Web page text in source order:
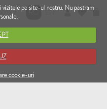
pe site-ul nostru. Nu pastram
cookie-uri
RO EN